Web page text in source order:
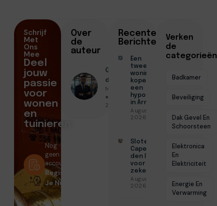
Over
de
auteur
Geschreven
door
Menno Maas
● Juni 4,
2026
Recente
Berichten
Een
tweede
woning
kopen met
een
hypotheek
in Arnhem
Augustus 7,
2026
Slotenmaker
Capelle aan
den IJssel
voor
zekerheid
Augustus 3,
2026
Verken
de
categorieën
Badkamer
Beveiliging
Dak Gevel En
Schoorsteen
Elektronica
En
Elektriciteit
Energie En
Verwarming
Schrijf
Met
Ons
Mee
Deel
jouw
passie
voor
wonen
en
tuinieren
Nog
geen
account?
Registreer
Je Nu!